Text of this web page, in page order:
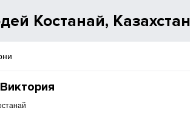
Костанай, Казахстан